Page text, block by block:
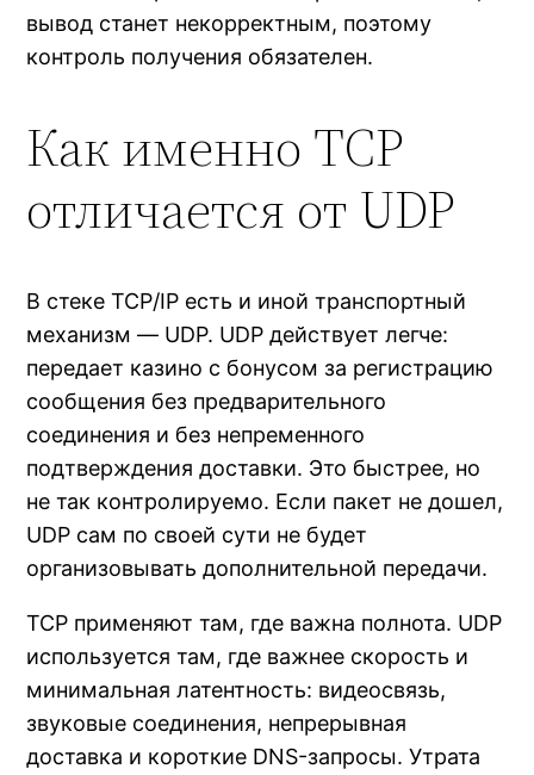
вывод станет некорректным, поэтому
контроль получения обязателен.
Как именно TCP
отличается от UDP
В стеке TCP/IP есть и иной транспортный
механизм — UDP. UDP действует легче:
передает казино с бонусом за регистрацию
сообщения без предварительного
соединения и без непременного
подтверждения доставки. Это быстрее, но
не так контролируемо. Если пакет не дошел,
UDP сам по своей сути не будет
организовывать дополнительной передачи.
TCP применяют там, где важна полнота. UDP
используется там, где важнее скорость и
минимальная латентность: видеосвязь,
звуковые соединения, непрерывная
доставка и короткие DNS-запросы. Утрата